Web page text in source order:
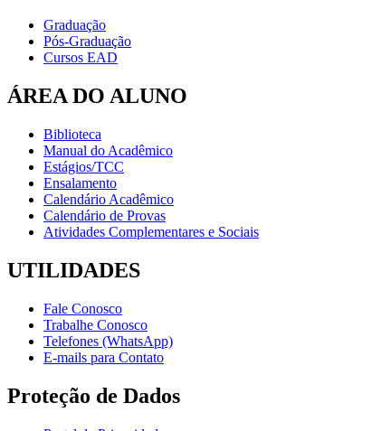
Graduação
Pós-Graduação
Cursos EAD
ÁREA DO ALUNO
Biblioteca
Manual do Acadêmico
Estágios/TCC
Ensalamento
Calendário Acadêmico
Calendário de Provas
Atividades Complementares e Sociais
UTILIDADES
Fale Conosco
Trabalhe Conosco
Telefones (WhatsApp)
E-mails para Contato
Proteção de Dados